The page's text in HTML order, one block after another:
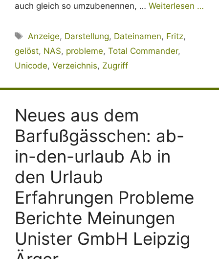
auch gleich so umzubenennen, … Weiterlesen …
Schlagwörter
Anzeige, Darstellung, Dateinamen, Fritz,
gelöst, NAS, probleme, Total Commander,
Unicode, Verzeichnis, Zugriff
Neues aus dem
Barfußgässchen: ab-
in-den-urlaub Ab in
den Urlaub
Erfahrungen Probleme
Berichte Meinungen
Unister GmbH Leipzig